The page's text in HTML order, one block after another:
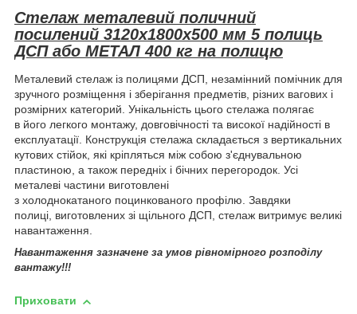
Стелаж металевий поличний
посилений 3120х1800х500 мм 5 полиць
ДСП або МЕТАЛ 400 кг на полицю
Металевий стелаж із полицями ДСП, незамінний помічник для
зручного розміщення і зберігання предметів, різних вагових і
розмірних категорий. Унікальність цього стелажа полягає
в його легкого монтажу, довговічності та високої надійності в
експлуатації. Конструкція стелажа складається з вертикальних
кутових стійок, які кріпляться між собою з'єднувальною
пластиною, а також передніх і бічних перегородок. Усі
металеві частини виготовлені
з холоднокатаного поцинкованого профілю. Завдяки
полиці, виготовлених зі щільного ДСП, стелаж витримує великі
навантаження.
Навантаження зазначене за умов рівномірного розподілу
вантажу!!!
Приховати